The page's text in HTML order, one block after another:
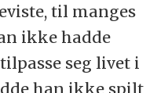
til manges
ikke hadde
seg livet i
han ikke spilt